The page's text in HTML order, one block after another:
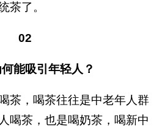
茶了。
02
能吸引年轻人？
茶，喝茶往往是中老年人群
喝茶，也是喝奶茶，喝新中